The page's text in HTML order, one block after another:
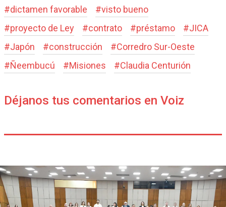
#dictamen favorable #visto bueno
#proyecto de Ley #contrato #préstamo #JICA
#Japón #construcción #Corredro Sur-Oeste
#Ñeembucú #Misiones #Claudia Centurión
Déjanos tus comentarios en Voiz